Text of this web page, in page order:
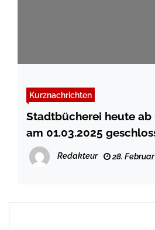
Kurznachrichten
Stadtbücherei heute ab
am 01.03.2025
Redakteur 28. Februar